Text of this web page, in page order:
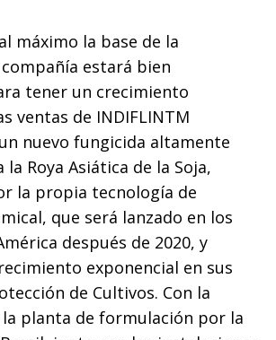
máximo la base de la
estará bien
tener un crecimiento
ventas de INDIFLINTM
nuevo fungicida altamente
Roya Asiática de la Soja,
la propia tecnología de
que será lanzado en los
después de 2020, y
exponencial en sus
de Cultivos. Con la
planta de formulación por la